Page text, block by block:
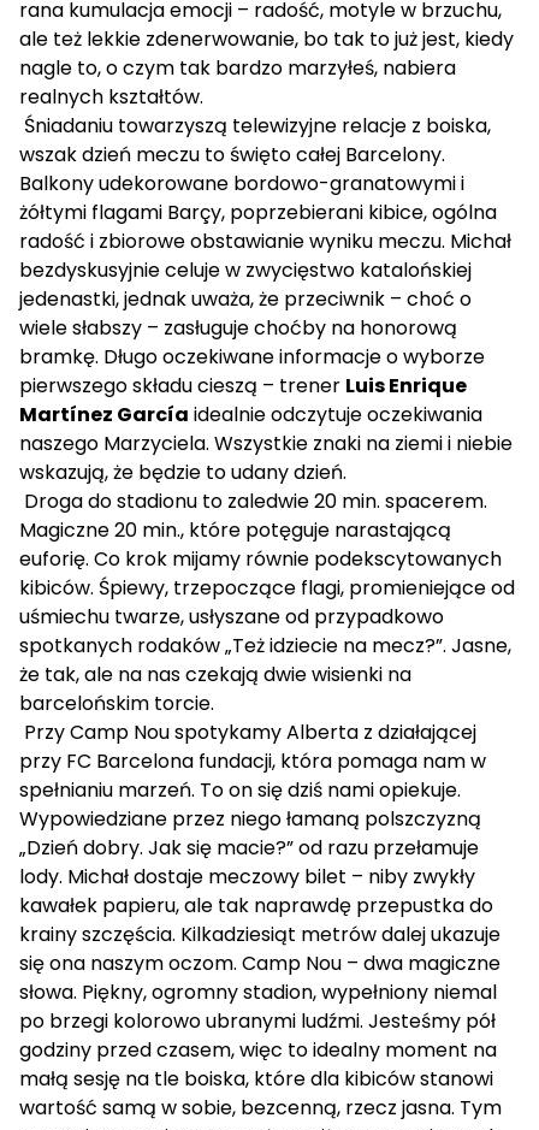
rana kumulacja emocji – radość, motyle w brzuchu,
ale też lekkie zdenerwowanie, bo tak to już jest, kiedy
nagle to, o czym tak bardzo marzyłeś, nabiera
realnych kształtów.
Śniadaniu towarzyszą telewizyjne relacje z boiska,
wszak dzień meczu to święto całej Barcelony.
Balkony udekorowane bordowo-granatowymi i
żółtymi flagami Barçy, poprzebierani kibice, ogólna
radość i zbiorowe obstawianie wyniku meczu. Michał
bezdyskusyjnie celuje w zwycięstwo katalońskiej
jedenastki, jednak uważa, że przeciwnik – choć o
wiele słabszy – zasługuje choćby na honorową
bramkę. Długo oczekiwane informacje o wyborze
pierwszego składu cieszą – trener Luis Enrique
Martínez García idealnie odczytuje oczekiwania
naszego Marzyciela. Wszystkie znaki na ziemi i niebie
wskazują, że będzie to udany dzień.
Droga do stadionu to zaledwie 20 min. spacerem.
Magiczne 20 min., które potęguje narastającą
euforię. Co krok mijamy równie podekscytowanych
kibiców. Śpiewy, trzepoczące flagi, promieniejące od
uśmiechu twarze, usłyszane od przypadkowo
spotkanych rodaków „Też idziecie na mecz?”. Jasne,
że tak, ale na nas czekają dwie wisienki na
barcelońskim torcie.
Przy Camp Nou spotykamy Alberta z działającej
przy FC Barcelona fundacji, która pomaga nam w
spełnianiu marzeń. To on się dziś nami opiekuje.
Wypowiedziane przez niego łamaną polszczyzną
„Dzień dobry. Jak się macie?” od razu przełamuje
lody. Michał dostaje meczowy bilet – niby zwykły
kawałek papieru, ale tak naprawdę przepustka do
krainy szczęścia. Kilkadziesiąt metrów dalej ukazuje
się ona naszym oczom. Camp Nou – dwa magiczne
słowa. Piękny, ogromny stadion, wypełniony niemal
po brzegi kolorowo ubranymi ludźmi. Jesteśmy pół
godziny przed czasem, więc to idealny moment na
małą sesję na tle boiska, które dla kibiców stanowi
wartość samą w sobie, bezcenną, rzecz jasna. Tym